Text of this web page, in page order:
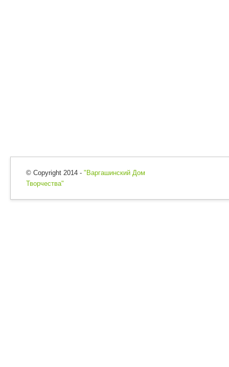
© Copyright 2014 - "Варгашинский Дом
Творчества"